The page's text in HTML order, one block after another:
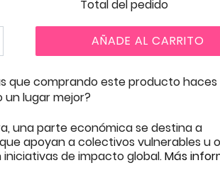
Total del pedido
AÑADE AL CARRITO
que comprando este producto haces
un lugar mejor?
una parte económica se destina a
apoyan a colectivos vulnerables u
de impacto global.Más